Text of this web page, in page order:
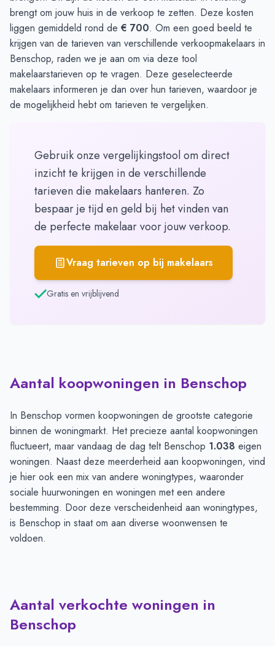
brengt om jouw huis in de verkoop te zetten. Deze kosten
liggen gemiddeld rond de € 700. Om een goed beeld te
krijgen van de tarieven van verschillende verkoopmakelaars in
Benschop, raden we je aan om via deze tool
makelaarstarieven op te vragen. Deze geselecteerde
makelaars informeren je dan over hun tarieven, waardoor je
de mogelijkheid hebt om tarieven te vergelijken.
Gebruik onze vergelijkingstool om direct
inzicht te krijgen in de verschillende
tarieven die makelaars hanteren. Zo
bespaar je tijd en geld bij het vinden van
de perfecte makelaar voor jouw verkoop.
Vraag tarieven op bij makelaars
Gratis en vrijblijvend
Aantal koopwoningen in Benschop
In Benschop vormen koopwoningen de grootste categorie
binnen de woningmarkt. Het precieze aantal koopwoningen
fluctueert, maar vandaag de dag telt Benschop 1.038 eigen
woningen. Naast deze meerderheid aan koopwoningen, vind
je hier ook een mix van andere woningtypes, waaronder
sociale huurwoningen en woningen met een andere
bestemming. Door deze verscheidenheid aan woningtypes,
is Benschop in staat om aan diverse woonwensen te
voldoen.
Aantal verkochte woningen in
Benschop